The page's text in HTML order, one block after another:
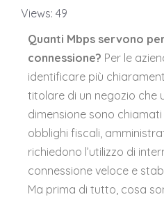
Views: 49
Quanti Mbps servono
connessione? Per le
identificare più
titolare di un negozio che
dimensione sono
obblighi fiscali,
richiedono l’utilizzo di
connessione veloce e
Ma prima di tutto, cosa